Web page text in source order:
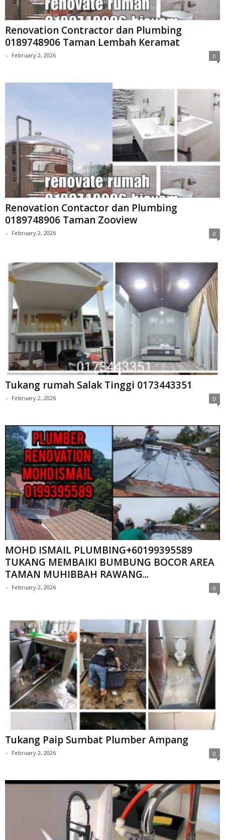
Renovation Contractor dan Plumbing
0189748906 Taman Lembah Keramat
- February 2, 2026 0
Renovation Contactor dan Plumbing
0189748906 Taman Zooview
- February 2, 2026 0
Tukang rumah Salak Tinggi 0173443351
- February 2, 2026 0
MOHD ISMAIL PLUMBING+60199395589
TUKANG MEMBAIKI BUMBUNG BOCOR AREA
TAMAN MUHIBBAH RAWANG...
- February 2, 2026 0
Tukang Paip Sumbat Plumber Ampang
- February 2, 2026 0